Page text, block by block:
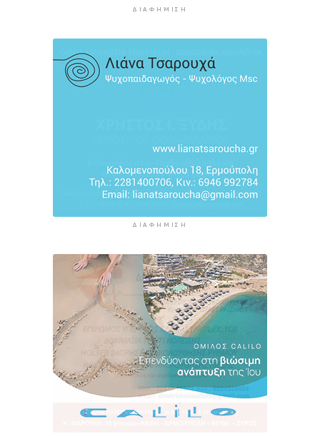
της 38χρονης Βρετανίδας στην Κυψέλη
6 ώρες 37 λεπτά πρίν
ΔΙΑΦΉΜΙΣΗ
ΔΙΑΦΉΜΙΣΗ